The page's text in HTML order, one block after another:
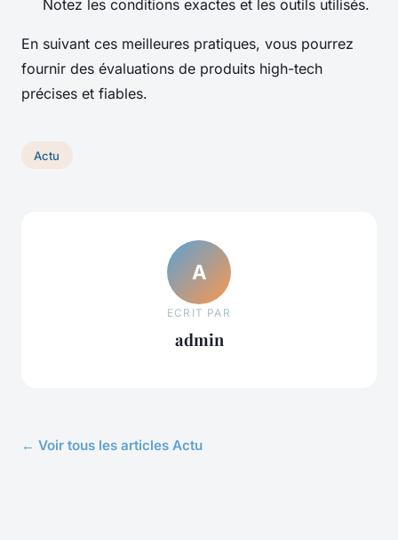
Notez les conditions exactes et les outils utilisés.
En suivant ces meilleures pratiques, vous pourrez
fournir des évaluations de produits high-tech
précises et fiables.
Actu
A
ECRIT PAR
admin
← Voir tous les articles Actu